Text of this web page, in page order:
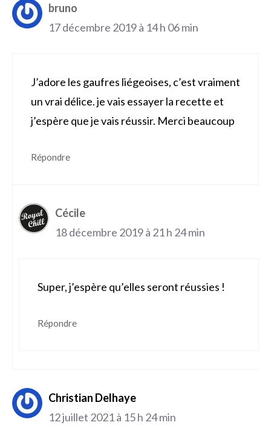
bruno
17 décembre 2019 à 14 h 06 min
J’adore les gaufres liégeoises, c’est vraiment
un vrai délice. je vais essayer la recette et
j’espère que je vais réussir. Merci beaucoup
Répondre
Cécile
18 décembre 2019 à 21 h 24 min
Super, j’espère qu’elles seront réussies !
Répondre
Christian Delhaye
12 juillet 2021 à 15 h 24 min